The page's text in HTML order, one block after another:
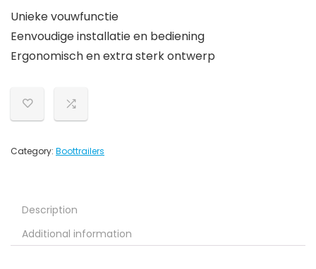
Unieke vouwfunctie
Eenvoudige installatie en bediening
Ergonomisch en extra sterk ontwerp
Category: Boottrailers
Description
Additional information